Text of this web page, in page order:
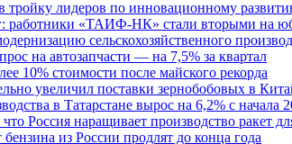
тройку лидеров по инновационному
работники «ТАИФ-НК» стали вторыми на
сельскохозяйственного
на автозапчасти — на 7,5% за квартал
10% стоимости после майского рекорда
увеличил поставки зернобобовых в
в Татарстане вырос на 6,2% с начала
Россия наращивает производство ракет
бензина из России продлят до конца года